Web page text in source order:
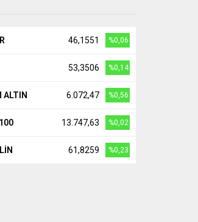
46,1551 %0,06
53,3506 %0,14
ALTIN 6.072,47 %0,56
13.747,63 %0,02
61,8259 %0,23